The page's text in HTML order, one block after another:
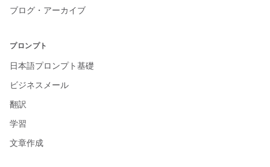
ブログ・アーカイブ
プロンプト
日本語プロンプト基礎
ビジネスメール
翻訳
学習
文章作成